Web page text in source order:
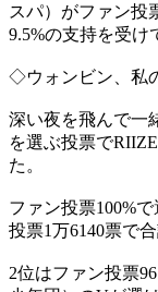
スパ）がファン投
9.5%の支持を受け
◇ウォンビン、私
深い夜を飛んで一
を選ぶ投票で
た。
ファン投票100%
投票1万6140票で
2位はファン投票